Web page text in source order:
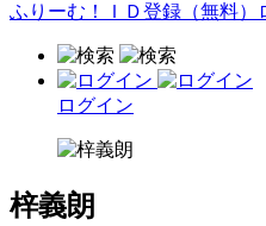
ふりーむ！ＩＤ登録（無料）
ログイン
梓義朗